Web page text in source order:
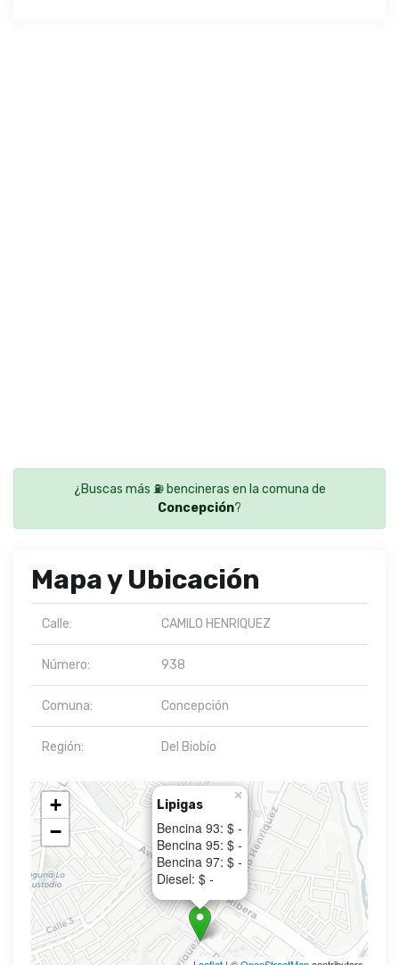
¿Buscas más ⛽ bencineras en la comuna de
Concepción?
Mapa y Ubicación
Calle: CAMILO HENRIQUEZ
Número: 938
Comuna: Concepción
Región: Del Biobío
Lipigas
Bencina 93: $ -
Bencina 95: $ -
Bencina 97: $ -
Diesel: $ -
×
+
−